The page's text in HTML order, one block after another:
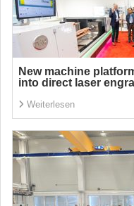
New machine
into direct laser
Weiterlesen